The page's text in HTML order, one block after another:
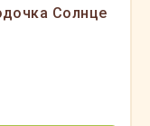
Солнце